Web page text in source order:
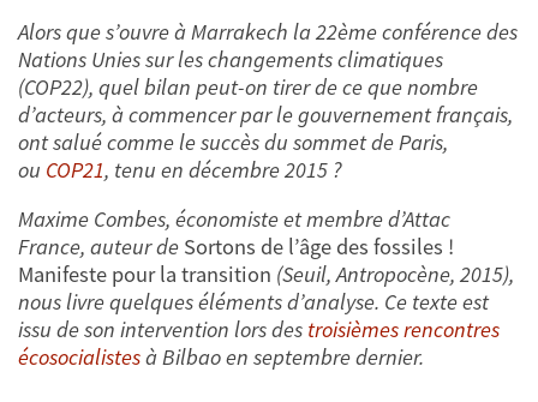
Alors que s’ouvre à Marrakech la 22ème conférence des
Nations Unies sur les changements climatiques
(COP22), quel bilan peut-on tirer de ce que nombre
d’acteurs, à commencer par le gouvernement français,
ont salué comme le succès du sommet de Paris,
ou COP21, tenu en décembre 2015 ?
Maxime Combes, économiste et membre d’Attac
France, auteur de Sortons de l’âge des fossiles !
Manifeste pour la transition (Seuil, Antropocène, 2015),
nous livre quelques éléments d’analyse. Ce texte est
issu de son intervention lors des troisièmes rencontres
écosocialistesà Bilbao en septembre dernier.